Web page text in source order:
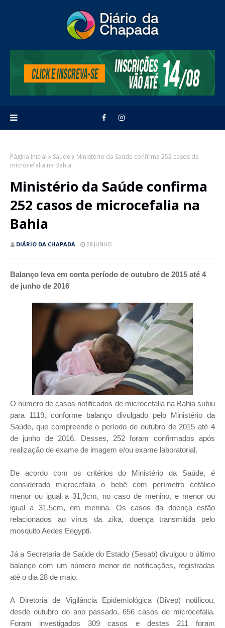
Página inicial Saúde
Ministério da Saúde confirma 252 casos de
microcefalia na Bahia
Ministério da Saúde confirma
252 casos de microcefalia na
Bahia
DIÁRIO DA CHAPADA 08 JUNHO
Balanço leva em conta período de outubro de 2015 até 4
de junho de 2016
O número de casos notificados de microcefalia na Bahia subiu
para 1119, conforme balanço divulgado pelo Ministério da
Saúde, que compreende o período de outubro de 2015 até 4
de junho de 2016. Desses, 252 foram confirmados após
realização de exame de imagem e/ou exame laboratorial.
De acordo com os critérios do Ministério da Saúde, é
considerado microcefalia o bebê com perímetro cefálico
menor ou igual a 31,9cm, no caso de menino, e menor ou
igual a 31,5cm, em menina. Os casos da doença estão
relacionados ao vírus da zika, doença transmitida pelo
mosquito Aedes Eegypti.
Já a Secretaria de Saúde do Estado (Sesab) divulgou o último
balanço com um número menor de notificações, registradas
até o dia 28 de maio.
A Diretoria de Vigilância Epidemiológica (Divep) notificou,
desde outubro do ano passado, 656 casos de microcefalia.
Foram investigados 309 casos e destes 211 foram